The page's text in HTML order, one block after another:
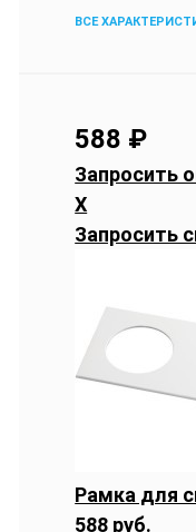
ВСЕ
588 ₽
Запросить
X
Запросить
Рамка для
588 руб.